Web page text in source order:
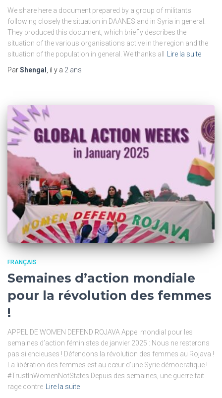
We share here a document prepared by a group of militants
following closely the situation in DAANES and in Syria in general.
They produced this document, which briefly describes the
situation of the various organisations active in the region and the
situation of the population in general. We thanks all Lire la suite
ParShengal , il y a 2 ans
FRANÇAIS
Semaines d’action mondiale
pour la révolution des femmes
!
APPEL DE WOMEN DEFEND ROJAVA Appel mondial pour les
semaines d’action féministes de janvier 2025 : Nous ne resterons
pas silencieuses ! Défendons la révolution des femmes au Rojava !
La libération des femmes est au cœur d’une Syrie démocratique !
#TrustInWomenNotStates Depuis des semaines, une guerre fait
rage contre Lire la suite